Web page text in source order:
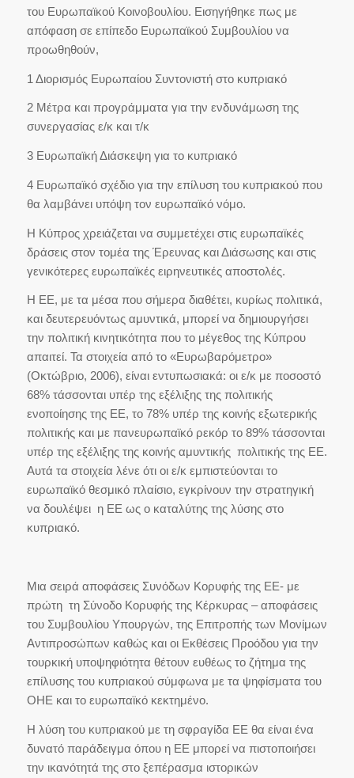
του Ευρωπαϊκού Κοινοβουλίου. Εισηγήθηκε πως με
απόφαση σε επίπεδο Ευρωπαϊκού Συμβουλίου να
προωθηθούν,
1 Διορισμός Ευρωπαίου Συντονιστή στο κυπριακό
2 Μέτρα και προγράμματα για την ενδυνάμωση της
συνεργασίας ε/κ και τ/κ
3 Ευρωπαϊκή Διάσκεψη για το κυπριακό
4 Ευρωπαϊκό σχέδιο για την επίλυση του κυπριακού που
θα λαμβάνει υπόψη τον ευρωπαϊκό νόμο.
Η Κύπρος χρειάζεται να συμμετέχει στις ευρωπαϊκές
δράσεις στον τομέα της Έρευνας και Διάσωσης και στις
γενικότερες ευρωπαϊκές ειρηνευτικές αποστολές.
Η ΕΕ, με τα μέσα που σήμερα διαθέτει, κυρίως πολιτικά,
και δευτερευόντως αμυντικά, μπορεί να δημιουργήσει
την πολιτική κινητικότητα που το μέγεθος της Κύπρου
απαιτεί. Τα στοιχεία από το «Ευρωβαρόμετρο»
(Οκτώβριο, 2006), είναι εντυπωσιακά: οι ε/κ με ποσοστό
68% τάσσονται υπέρ της εξέλιξης της πολιτικής
ενοποίησης της ΕΕ, το 78% υπέρ της κοινής εξωτερικής
πολιτικής και με πανευρωπαϊκό ρεκόρ το 89% τάσσονται
υπέρ της εξέλιξης της κοινής αμυντικής πολιτικής της ΕΕ.
Αυτά τα στοιχεία λένε ότι οι ε/κ εμπιστεύονται το
ευρωπαϊκό θεσμικό πλαίσιο, εγκρίνουν την στρατηγική
να δουλέψει η ΕΕ ως ο καταλύτης της λύσης στο
κυπριακό.
Μια σειρά αποφάσεις Συνόδων Κορυφής της ΕΕ- με
πρώτη τη Σύνοδο Κορυφής της Κέρκυρας – αποφάσεις
του Συμβουλίου Υπουργών, της Επιτροπής των Μονίμων
Αντιπροσώπων καθώς και οι Εκθέσεις Προόδου για την
τουρκική υποψηφιότητα θέτουν ευθέως το ζήτημα της
επίλυσης του κυπριακού σύμφωνα με τα ψηφίσματα του
ΟΗΕ και το ευρωπαϊκό κεκτημένο.
Η λύση του κυπριακού με τη σφραγίδα ΕΕ θα είναι ένα
δυνατό παράδειγμα όπου η ΕΕ μπορεί να πιστοποιήσει
την ικανότητά της στο ξεπέρασμα ιστορικών